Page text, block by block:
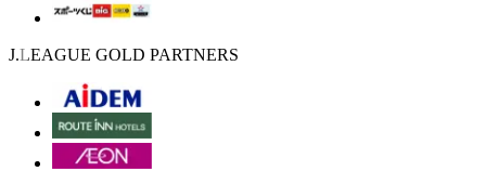
J.LEAGUE GOLD PARTNERS